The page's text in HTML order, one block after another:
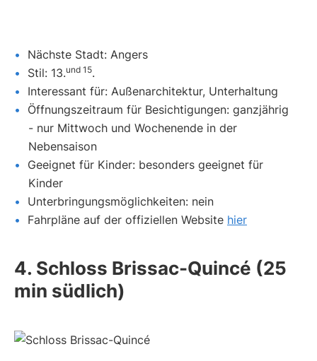
Nächste Stadt: Angers
Stil: 13.und 15.
Interessant für: Außenarchitektur, Unterhaltung
Öffnungszeitraum für Besichtigungen: ganzjährig
- nur Mittwoch und Wochenende in der
Nebensaison
Geeignet für Kinder: besonders geeignet für
Kinder
Unterbringungsmöglichkeiten: nein
Fahrpläne auf der offiziellen Website hier
4. Schloss Brissac-Quincé (25
min südlich)